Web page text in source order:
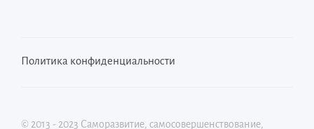
Политика конфиденциальности
© 2013 - 2023 Саморазвитие, самосовершенствование,